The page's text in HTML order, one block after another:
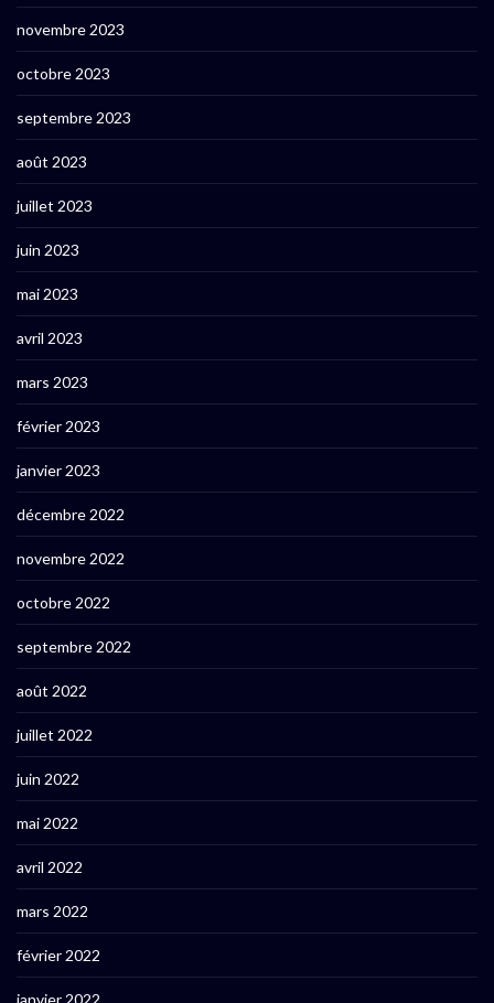
novembre 2023
octobre 2023
septembre 2023
août 2023
juillet 2023
juin 2023
mai 2023
avril 2023
mars 2023
février 2023
janvier 2023
décembre 2022
novembre 2022
octobre 2022
septembre 2022
août 2022
juillet 2022
juin 2022
mai 2022
avril 2022
mars 2022
février 2022